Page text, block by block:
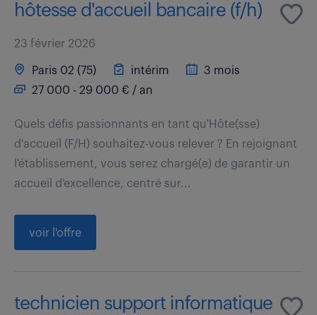
hôtesse d'accueil bancaire (f/h)
23 février 2026
Paris 02 (75) intérim
3 mois
27 000 - 29 000 € / an
Quels défis passionnants en tant qu'Hôte(sse)
d'accueil (F/H) souhaitez-vous relever ? En rejoignant
l'établissement, vous serez chargé(e) de garantir un
accueil d'excellence, centré sur...
voir l'offre
technicien support informatique